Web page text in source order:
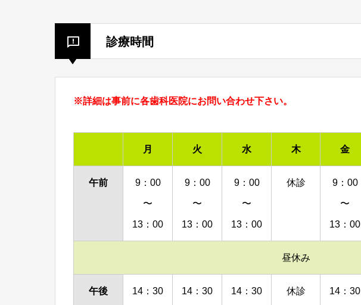
診療時間
※詳細は事前に各歯科医院にお問い合わせ下さい。
月 火 水 木 金
午前 9：00
〜
13：00
9：00
〜
13：00
9：00
〜
13：00
休診 9：00
〜
13：00
昼休み
午後 14：30 14：30 14：30 休診 14：30